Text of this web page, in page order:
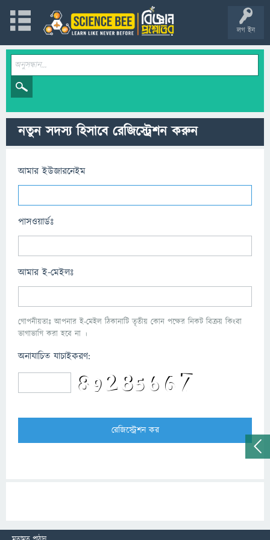
লগ ইন
নতুন সদস্য হিসাবে রেজিস্ট্রেশন করুন
আমার ইউজারনেইম
পাসওয়ার্ডঃ
আমার ই-মেইলঃ
গোপনীয়তাঃ আপনার ই-মেইল ঠিকানাটি তৃতীয় কোন পক্ষের নিকট বিক্রয় কিংবা
ভাগাভাগি করা হবে না ।
অনাযাচিত যাচাইকরণ: